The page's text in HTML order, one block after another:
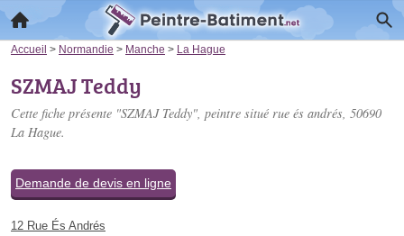
Accueil > Normandie > Manche > La Hague
SZMAJ Teddy
Cette fiche présente "SZMAJ Teddy", peintre situé rue és andrés, 50690
La Hague.
Demande de devis en ligne
12 Rue És Andrés